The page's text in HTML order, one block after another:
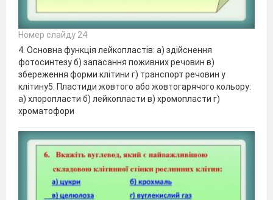
Номер слайду 24
4. Основна функція лейкопластів: а) здійснення
фотосинтезу б) запасання поживних речовин в)
збереження форми клітини г) транспорт речовин у
клітину5. Пластиди жовтого або жовтогарячого кольору:
а) хлоропласти б) лейкопласти в) хромопласти г)
хроматофори